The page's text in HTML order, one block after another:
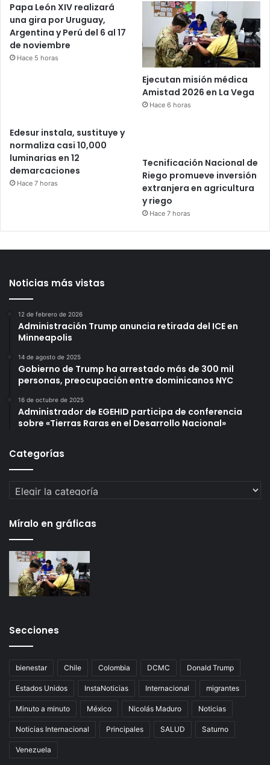
Papa León XIV realizará
una gira por Uruguay,
Argentina y Perú del 6 al 17
de noviembre
Hace 5 horas
Ejecutan misión médica
Amistad 2026 en La Vega
Hace 6 horas
Edesur instala, sustituye y
normaliza casi 10,000
luminarias en 12
demarcaciones
Hace 7 horas
Tecnificación Nacional de
Riego promueve inversión
extranjera en agricultura
y riego
Hace 7 horas
Noticias más vistas
12 de febrero de 2026
Administración Trump anuncia retirada del ICE en
Minneapolis
14 de agosto de 2025
Gobierno de Trump ha arrestado más de 300 mil
personas, preocupación entre dominicanos NYC
16 de octubre de 2025
Administrador de EGEHID participa de conferencia
sobre «Tierras Raras en el Desarrollo Nacional»
Categorías
Categorías
Míralo en gráficas
Secciones
bienestar Chile Colombia DCMC Donald Trump
Estados Unidos InstaNoticias Internacional migrantes
Minuto a minuto México Nicolás Maduro Noticias
Noticias Internacional Principales SALUD Saturno
Venezuela